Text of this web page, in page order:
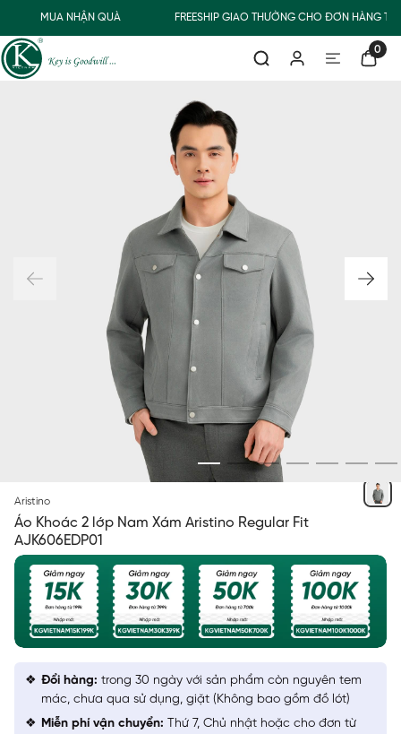
MUA NHẬN QUÀ FREESHIP GIAO THƯỜNG CHO ĐƠN HÀNG
0
Aristino
Áo Khoác 2 lớp Nam Xám Aristino Regular Fit
AJK606EDP01
Đổi hàng: trong 30 ngày với sản phẩm còn nguyên tem
mác, chưa qua sử dụng, giặt (Không bao gồm đồ lót)
Miễn phí vận chuyển: Thứ 7, Chủ nhật hoặc cho đơn từ